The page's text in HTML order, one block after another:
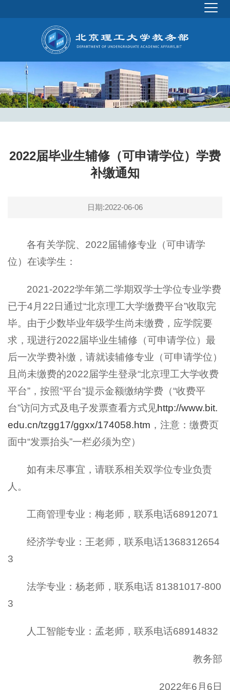
2022届毕业生辅修（可申请学位）学费
补缴通知
日期:2022-06-06
各有关学院、2022届辅修专业（可申请学
位）在读学生：
2021-2022学年第二学期双学士学位专业学费
已于4月22日通过“北京理工大学缴费平台”收取完
毕。由于少数毕业年级学生尚未缴费，应学院要
求，现进行2022届毕业生辅修（可申请学位）最
后一次学费补缴，请就读辅修专业（可申请学位）
且尚未缴费的2022届学生登录“北京理工大学收费
平台”，按照“平台”提示金额缴纳学费（“收费平
台”访问方式及电子发票查看方式见http://www.bit.
edu.cn/tzgg17/ggxx/174058.htm ，注意：缴费页
面中“发票抬头”一栏必须为空）
如有未尽事宜，请联系相关双学位专业负责
人。
工商管理专业：梅老师，联系电话68912071
经济学专业：王老师，联系电话1368312654
3
法学专业：杨老师，联系电话 81381017-800
3
人工智能专业：孟老师，联系电话68914832
教务部
2022年6月6日